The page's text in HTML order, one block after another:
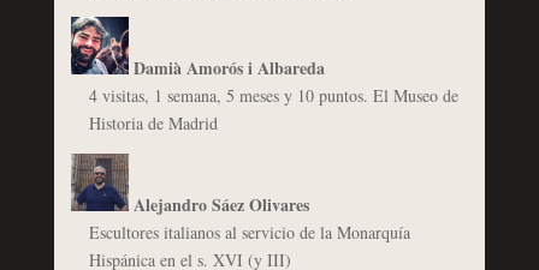
Damià Amorós i Albareda
4 visitas, 1 semana, 5 meses y 10 puntos. El Museo de
Historia de Madrid
Alejandro Sáez Olivares
Escultores italianos al servicio de la Monarquía
Hispánica en el s. XVI (y III)